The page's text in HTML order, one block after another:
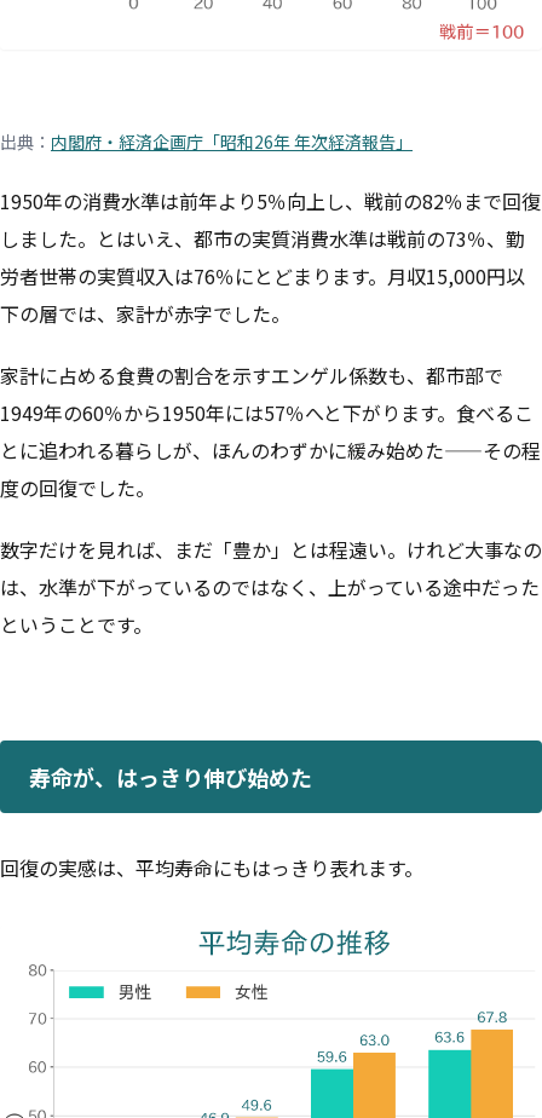
出典： 内閣府・経済企画庁「昭和26年 年次経済報告」
1950年の消費水準は前年より5％向上し、戦前の82％まで回復
しました。とはいえ、都市の実質消費水準は戦前の73％、勤
労者世帯の実質収入は76％にとどまります。月収15,000円以
下の層では、家計が赤字でした。
家計に占める食費の割合を示すエンゲル係数も、都市部で
1949年の60％から1950年には57％へと下がります。食べるこ
とに追われる暮らしが、ほんのわずかに緩み始めた——その程
度の回復でした。
数字だけを見れば、まだ「豊か」とは程遠い。けれど大事なの
は、水準が下がっているのではなく、上がっている途中だった
ということです。
寿命が、はっきり伸び始めた
回復の実感は、平均寿命にもはっきり表れます。